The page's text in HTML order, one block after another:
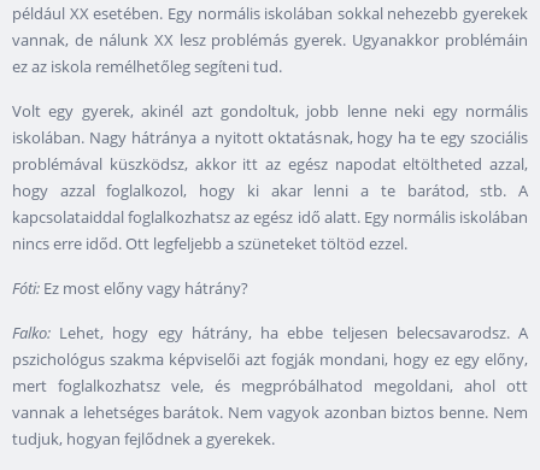
például XX esetében. Egy normális iskolában sokkal nehezebb gyerekek
vannak, de nálunk XX lesz problémás gyerek. Ugyanakkor problémáin
ez az iskola remélhetőleg segíteni tud.
Volt egy gyerek, akinél azt gondoltuk, jobb lenne neki egy normális
iskolában. Nagy hátránya a nyitott oktatásnak, hogy ha te egy szociális
problémával küszködsz, akkor itt az egész napodat eltöltheted azzal,
hogy azzal foglalkozol, hogy ki akar lenni a te barátod, stb. A
kapcsolataiddal foglalkozhatsz az egész idő alatt. Egy normális iskolában
nincs erre időd. Ott legfeljebb a szüneteket töltöd ezzel.
Fóti: Ez most előny vagy hátrány?
Falko: Lehet, hogy egy hátrány, ha ebbe teljesen belecsavarodsz. A
pszichológus szakma képviselői azt fogják mondani, hogy ez egy előny,
mert foglalkozhatsz vele, és megpróbálhatod megoldani, ahol ott
vannak a lehetséges barátok. Nem vagyok azonban biztos benne. Nem
tudjuk, hogyan fejlődnek a gyerekek.